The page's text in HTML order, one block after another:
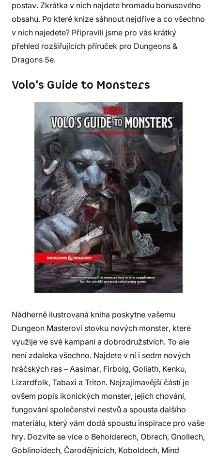
postav. Zkrátka v nich najdete hromadu bonusového
obsahu. Po které knize sáhnout nejdříve a co všechno
v nich najedete? Připravili jsme pro vás krátký
přehled rozšiřujících příruček pro Dungeons &
Dragons 5e.
Volo's Guide to Monsters
Nádherně ilustrovaná kniha poskytne vašemu
Dungeon Masterovi stovku nových monster, které
využije ve své kampani a dobrodružstvích. To ale
není zdaleka všechno. Najdete v ní i sedm nových
hráčských ras – Aasimar, Firbolg, Goliath, Kenku,
Lizardfolk, Tabaxi a Triton. Nejzajímavější částí je
ovšem popis ikonických monster, jejich chování,
fungování společenství nestvů a spousta dalšího
materiálu, který vám dodá spoustu inspirace pro vaše
hry. Dozvíte se více o Beholderech, Obrech, Gnollech,
Goblinoidech, Čarodějnicích, Koboldech, Mind